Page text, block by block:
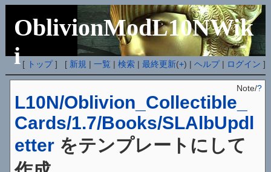
OblivionModL10NWik
i [ トップ] [ 新規 |一覧 |検索 |最終更新(+) |ヘルプ| ログイン ]
L10N/Oblivion_Collectible_
Cards/1.7/Books/SLAlbUpdl
etter をテンプレートにして
Note/?